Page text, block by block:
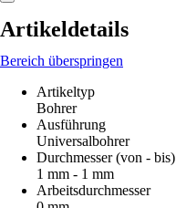
Artikeldetails
Bereich überspringen
Artikeltyp
Bohrer
Ausführung
Universalbohrer
Durchmesser (von - bis)
1 mm - 1 mm
Arbeitsdurchmesser